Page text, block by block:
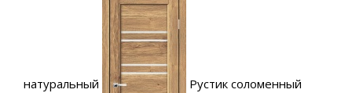
натуральный Рустик соломенный